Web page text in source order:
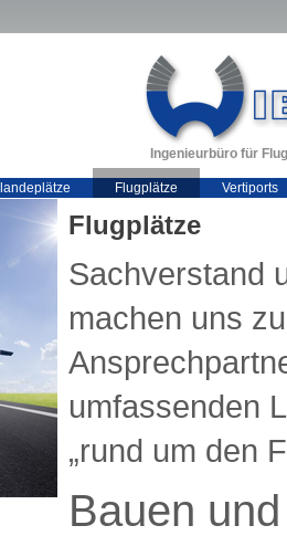
Ingenieurbüro für
Flugplätze Vertiports
Flugplätze
Sachverstand
machen uns
umfassenden
„rund um den
Bauen